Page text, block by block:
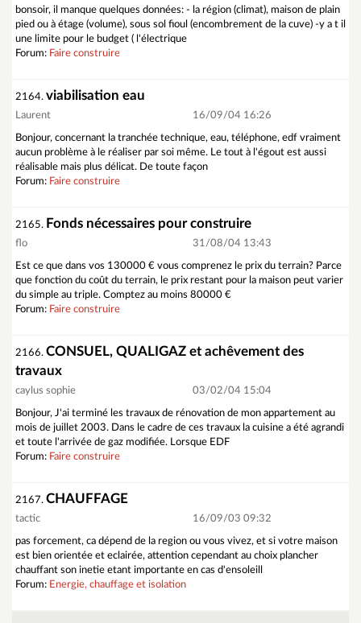
bonsoir, il manque quelques données: - la région (climat), maison de plain
pied ou à étage (volume), sous sol fioul (encombrement de la cuve) -y a t il
une limite pour le budget ( l'électrique
Forum: Faire construire
2164. viabilisation eau
Laurent 16/09/04 16:26
Bonjour, concernant la tranchée technique, eau, téléphone, edf vraiment
aucun problème à le réaliser par soi même. Le tout à l'égout est aussi
réalisable mais plus délicat. De toute façon
Forum: Faire construire
2165. Fonds nécessaires pour construire
flo 31/08/04 13:43
Est ce que dans vos 130000 € vous comprenez le prix du terrain? Parce
que fonction du coût du terrain, le prix restant pour la maison peut varier
du simple au triple. Comptez au moins 80000 €
Forum: Faire construire
2166. CONSUEL, QUALIGAZ et achêvement des
travaux
caylus sophie 03/02/04 15:04
Bonjour, J'ai terminé les travaux de rénovation de mon appartement au
mois de juillet 2003. Dans le cadre de ces travaux la cuisine a été agrandi
et toute l'arrivée de gaz modifiée. Lorsque EDF
Forum: Faire construire
2167. CHAUFFAGE
tactic 16/09/03 09:32
pas forcement, ca dépend de la region ou vous vivez, et si votre maison
est bien orientée et eclairée, attention cependant au choix plancher
chauffant son inetie etant importante en cas d'ensoleill
Forum: Energie, chauffage et isolation